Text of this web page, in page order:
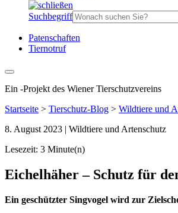
Suchbegriff
Patenschaften
Tiernotruf
Ein -Projekt des Wiener Tierschutzvereins
Startseite > Tierschutz-Blog > Wildtiere und
8. August 2023 | Wildtiere und Artenschutz
Lesezeit: 3 Minute(n)
Eichelhäher – Schutz für
Ein geschützter Singvogel wird zur